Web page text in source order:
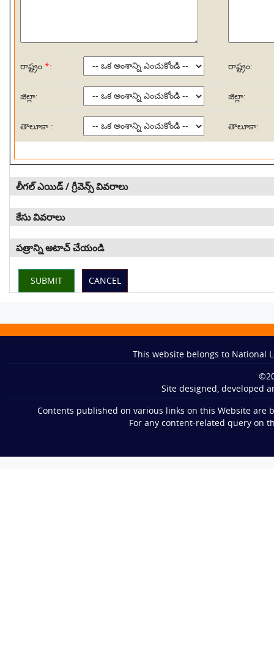
రాష్ట్రం *: రాష్ట్రం:
జిల్లా: జిల్లా:
తాలూకా : తాలూకా:
లీగల్ ఎయిడ్ / గ్రీవెన్స్ వివరాలు
కేసు వివరాలు
పత్రాన్ని అటాచ్ చేయండి
This website belongs to National
©
Site designed, developed
Contents published on various links on this Website are
For any content-related query on